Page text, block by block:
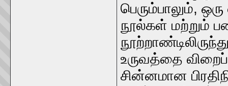
பெரும்பாலும்,
நூல்கள் மற்றும்
உருவத்தை
சின்னமான